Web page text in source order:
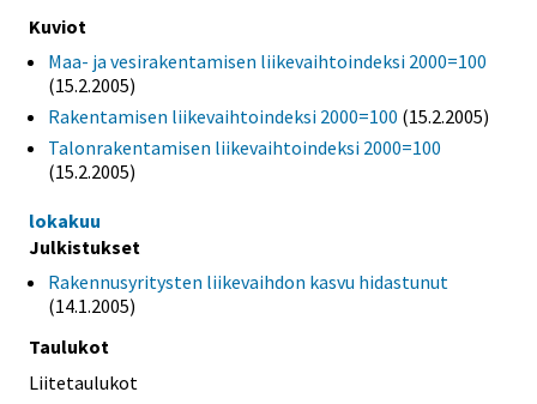
Kuviot
Maa- ja vesirakentamisen liikevaihtoindeksi 2000=100
(15.2.2005)
Rakentamisen liikevaihtoindeksi 2000=100 (15.2.2005)
Talonrakentamisen liikevaihtoindeksi 2000=100
(15.2.2005)
lokakuu
Julkistukset
Rakennusyritysten liikevaihdon kasvu hidastunut
(14.1.2005)
Taulukot
Liitetaulukot